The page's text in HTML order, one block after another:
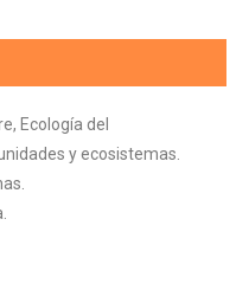
Ecología del
y ecosistemas.